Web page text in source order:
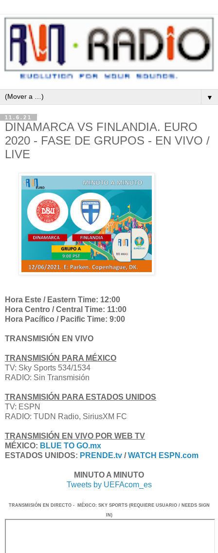
▼
11.6.21
DINAMARCA VS FINLANDIA. EURO
2020 - FASE DE GRUPOS - EN VIVO /
LIVE
Hora Este / Eastern Time: 12:00
Hora Centro / Central Time: 11:00
Hora Pacífico / Pacific Time: 9:00
TRANSMISIÓN EN VIVO
TRANSMISIÓN PARA MÉXICO
TV: Sky Sports 534/1534
RADIO: Sin Transmisión
TRANSMISIÓN PARA ESTADOS UNIDOS
TV: ESPN
RADIO: TUDN Radio, SiriusXM FC
TRANSMISIÓN EN VIVO POR WEB TV
MÉXICO: BLUE TO GO.mx
ESTADOS UNIDOS: PRENDE.tv /WATCH ESPN .com
MINUTO A MINUTO
Tweets by UEFAcom_es
TRANSMISIÓN EN DI RECTO - MÉXICO: SKY SPORTS(REQUIERE USUARIO / NEEDS SIGN
IN)